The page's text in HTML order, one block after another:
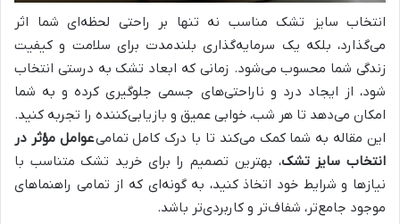
انتخاب سایز تشک مناسب نه تنها بر راحتی لحظه‌ای شما اثر
می‌گذارد، بلکه یک سرمایه‌گذاری بلندمدت برای سلامت و کیفیت
زندگی شما محسوب می‌شود. زمانی که ابعاد تشک به درستی انتخاب
شود، از ایجاد درد و ناراحتی‌های جسمی جلوگیری کرده و به شما
امکان می‌دهد تا هر شب، خوابی عمیق و بازیابی‌کننده را تجربه کنید.
این مقاله به شما کمک می‌کند تا با درک کامل تمامیعوامل مؤثر در
انتخاب سایز تشک، بهترین تصمیم را برای خرید تشک متناسب با
نیازها و شرایط خود اتخاذ کنید، به گونه‌ای که از تمامی راهنماهای
موجود جامع‌تر، شفاف‌تر و کاربردی‌تر باشد.